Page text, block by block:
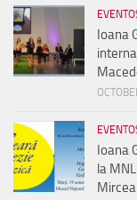
Ioana
Ioana
la